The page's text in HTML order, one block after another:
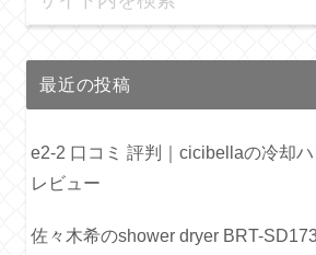
最近の投稿
e2-2 口コミ 評判｜cicibellaの冷却
レビュー
佐々木希のshower dryer BRT-